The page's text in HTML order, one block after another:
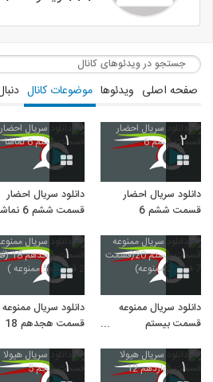
صفحه اصلی ویدئوها موضوعات کانال
۲
دانلود سریال احضار
قسمت ششم 6
۱
دانلود سریال احضار
قسمت ششم 6 نماشا
۱
دانلود سریال ممنوعه
قسمت بیستم
ممنوعه)
۱
دانلود سریال ممنوعه
قسمت هجدهم 18
ممنوعه )
۱ ۱